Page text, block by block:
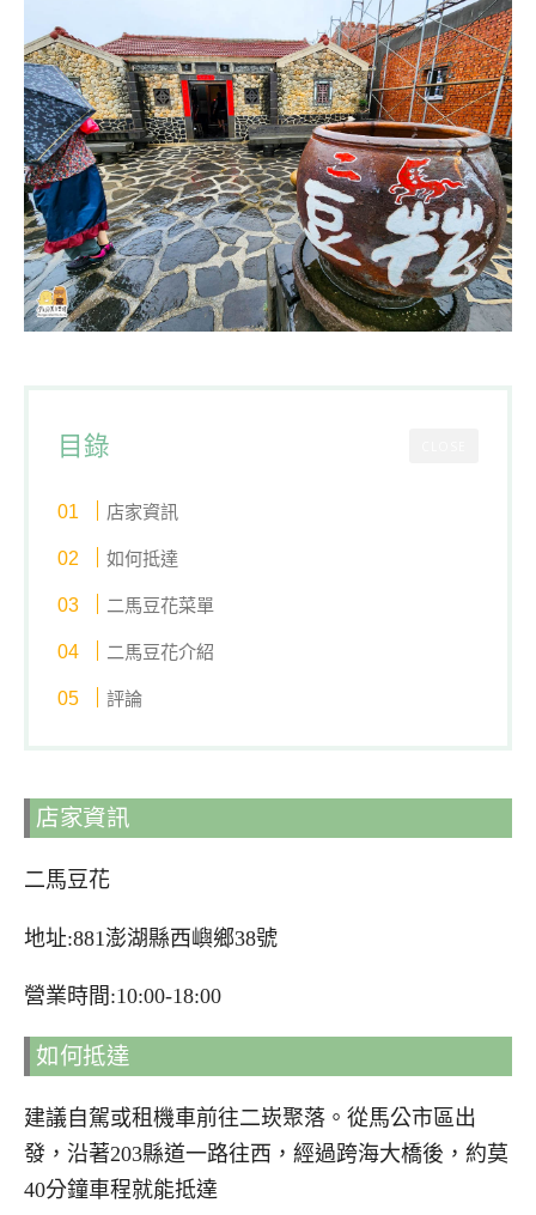
目錄
店家資訊
如何抵達
二馬豆花菜單
二馬豆花介紹
評論
店家資訊
二馬豆花
地址:881澎湖縣西嶼鄉38號
營業時間:10:00-18:00
如何抵達
建議自駕或租機車前往二崁聚落。從馬公市區出
發，沿著203縣道一路往西，經過跨海大橋後，約莫
40分鐘車程就能抵達